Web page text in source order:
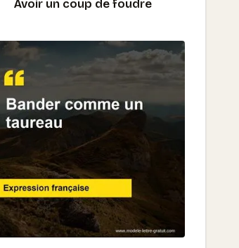
Avoir un coup de foudre